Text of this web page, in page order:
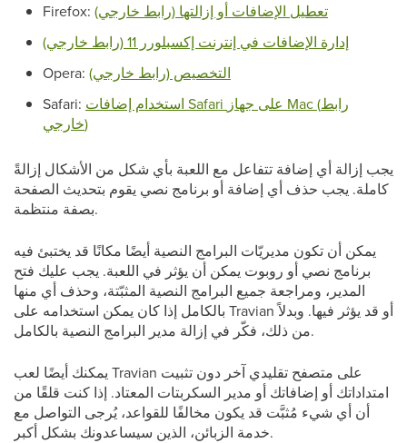
Firefox: تعطيل الإضافات أو إزالتها (رابط خارجي)
إدارة الإضافات في إنترنت إكسبلورر 11 (رابط خارجي)
Opera: التخصيص (رابط خارجي)
Safari: استخدام إضافات Safari على جهاز Mac (رابط
خارجي)
يجب إزالة أي إضافة تتفاعل مع اللعبة بأي شكل من الأشكال إزالةً
كاملة. يجب حذف أي إضافة أو برنامج نصي يقوم بتحديث الصفحة
بصفة منتظمة.
يمكن أن تكون مديريّات البرامج النصية أيضًا مكانًا قد يختبئ فيه
برنامج نصي أو روبوت يمكن أن يؤثر في اللعبة. يجب عليك فتح
المدير، ومراجعة جميع البرامج النصية المثبّتة، وحذف أي منها
بالكامل إذا كان يمكن استخدامه على Travian أو قد يؤثر فيها. وبدلاً
من ذلك، فكّر في إزالة مدير البرامج النصية بالكامل.
يمكنك أيضًا لعب Travian على متصفح تقليدي آخر دون تثبيت
امتداداتك أو إضافاتك أو مدير السكربتات المعتاد. إذا كنت قلقًا من
أن أي شيء مُثبَّت قد يكون مخالفًا للقواعد، يُرجى التواصل مع
خدمة الزبائن، الذين سيساعدونك بشكل أكبر.